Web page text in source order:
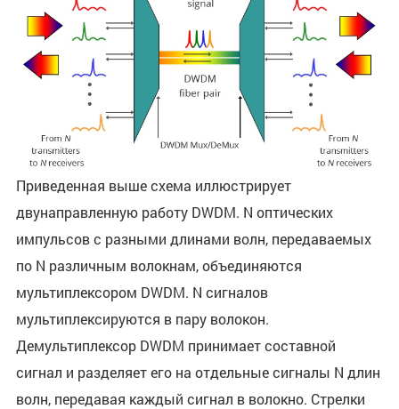
Приведенная выше схема иллюстрирует
двунаправленную работу DWDM. N оптических
импульсов с разными длинами волн, передаваемых
по N различным волокнам, объединяются
мультиплексором DWDM. N сигналов
мультиплексируются в пару волокон.
Демультиплексор DWDM принимает составной
сигнал и разделяет его на отдельные сигналы N длин
волн, передавая каждый сигнал в волокно. Стрелки